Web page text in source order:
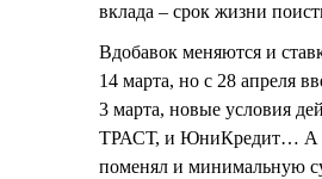
вклада – срок жизни
Вдобавок меняются и
14 марта, но с 28 апреля
3 марта, новые условия
ТРАСТ, и ЮниКредит… А
поменял и минимальную